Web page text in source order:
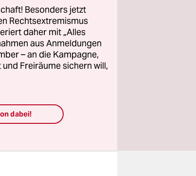
die
Besonders jetzt
Rechtsextremismus
daher mit „Alles
aus Anmeldungen
– an die Kampagne,
Freiräume sichern will,
dabei!